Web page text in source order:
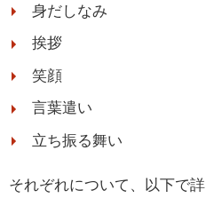
身だしなみ
挨拶
笑顔
言葉遣い
立ち振る舞い
それぞれについて、以下で詳